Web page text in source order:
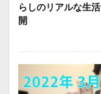
らしのリアルな生
開